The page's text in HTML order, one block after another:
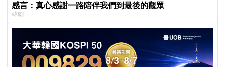
感言：真心感謝一路陪伴我們到最後的觀眾
韓劇